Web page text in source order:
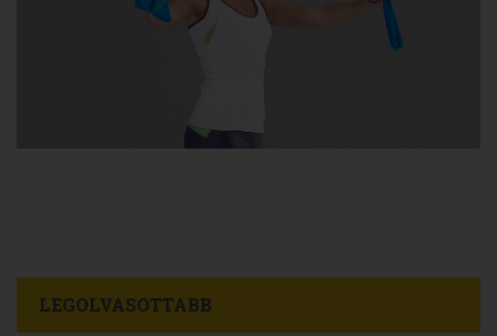
LEGOLVASOTTABB